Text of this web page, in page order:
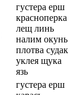
густера ерш
красноперка
лещ линь
налим окунь
плотва судак
уклея щука
язь
густера ерш